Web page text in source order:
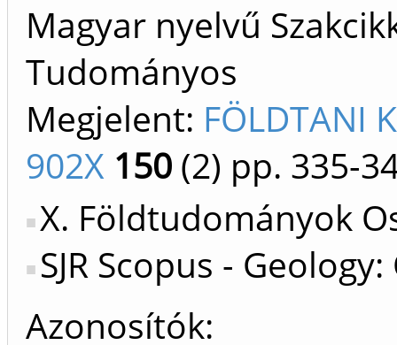
Magyar nyelvű
Tudományos
Megjelent: FÖLDTANI
902X 150 (2) pp. 335-
X. Földtudományok
SJR Scopus - Geology:
Azonosítók